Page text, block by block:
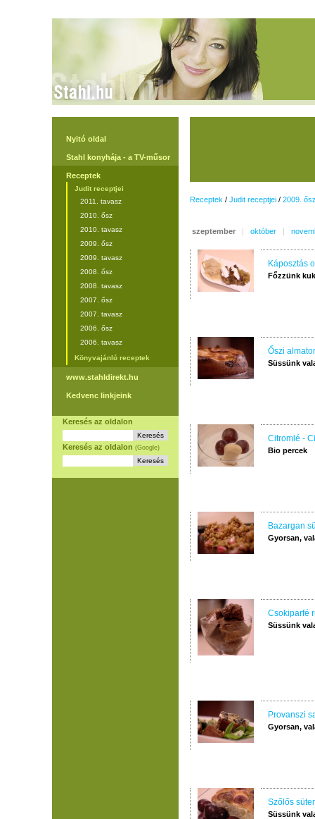
Nyitó oldal
Stahl konyhája - a TV-műsor
Receptek
Judit receptjei
2011. tavasz
2010. ősz
2010. tavasz
2009. ősz
2009. tavasz
2008. ősz
2008. tavasz
2007. ősz
2007. tavasz
2006. ősz
2006. tavasz
Könyvajánló receptek
www.stahldirekt.hu
Kedvenc linkjeink
Keresés az oldalon
Keresés az oldalon (Google)
Receptek / Judit receptjei/ 2009.
szeptember | október |
Káposztás
Főzzünk
Őszi
Süssünk
Citromlé -
Bio percek
Bazargan
Gyorsan,
Csokiparfé
Süssünk
Provanszi
Gyorsan,
Szőlős
Süssünk